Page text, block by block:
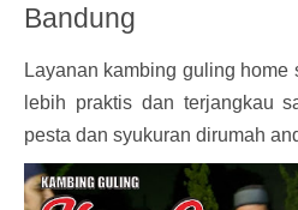
Bandung
Layanan kambing guling
lebih praktis dan terjangkau
pesta dan syukuran dirumah